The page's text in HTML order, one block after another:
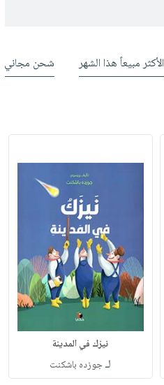
الأكثر مبيعاً هذا الشهر شحن مجاني
نيزك في المدينة
لـجوزده باشكنت